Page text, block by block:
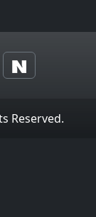
Reserved.